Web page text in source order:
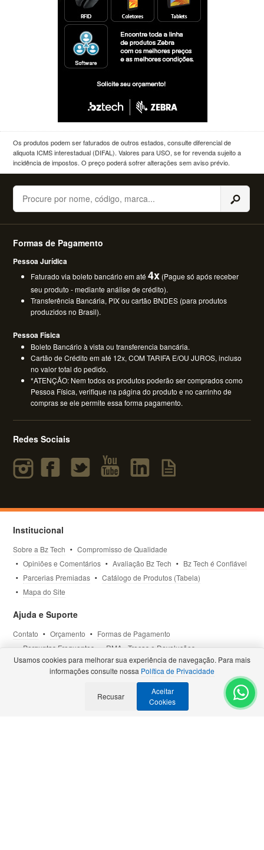
Os produtos podem ser faturados de outros estados, consulte diferencial de
aliquota ICMS interestadual (DIFAL). Valores para USO, se for revenda sujeito a
incidência de impostos. O preço poderá sofrer alterações sem aviso prévio.
Buscar
Formas de Pagamento
Pessoa Jurídica
Faturado via boleto bancário em até4x (Pague só após receber
seu produto - mediante análise de crédito).
Transferência Bancária, PIX ou cartão BNDES (para produtos
produzidos no Brasil).
Pessoa Física
Boleto Bancário à vista ou transferencia bancária.
Cartão de Crédito em até 12x, COM TARIFA E/OU JUROS, incluso
no valor total do pedido.
*ATENÇÃO: Nem todos os produtos poderão ser comprados como
Pessoa Física, verifique na página do produto e no carrinho de
compras se ele permite essa forma pagamento.
Redes Sociais
Institucional
Sobre a Bz Tech
Compromisso de Qualidade
Opiniões e Comentários
Avaliação Bz Tech
Bz Tech é Confiável
Parcerias Premiadas
Catálogo de Produtos (Tabela)
Mapa do Site
Ajuda e Suporte
Contato Orçamento
Formas de Pagamento
Perguntas Frequentes
RMA - Trocas e Devoluções
Política de Privacidade
Termos de Uso Site Seguro
Selos e Certificações- Veja todas as Parcerias Premiadas
Usamos cookies para melhorar sua experiência de navegação. Para mais
informações consulte nossa Política de Privacidade
Recusar
Aceitar
Cookies